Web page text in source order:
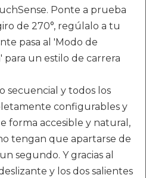
Ponte a prueba
de 270°, regúlalo a tu
pasa al 'Modo de
para un estilo de carrera
secuencial y todos los
configurables y
forma accesible y natural,
tengan que apartarse de
segundo. Y gracias al
y los dos salientes